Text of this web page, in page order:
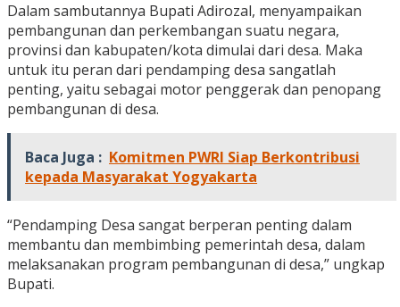
Dalam sambutannya Bupati Adirozal, menyampaikan
pembangunan dan perkembangan suatu negara,
provinsi dan kabupaten/kota dimulai dari desa. Maka
untuk itu peran dari pendamping desa sangatlah
penting, yaitu sebagai motor penggerak dan penopang
pembangunan di desa.
Baca Juga : Komitmen PWRI Siap Berkontribusi
kepada Masyarakat Yogyakarta
“Pendamping Desa sangat berperan penting dalam
membantu dan membimbing pemerintah desa, dalam
melaksanakan program pembangunan di desa,” ungkap
Bupati.